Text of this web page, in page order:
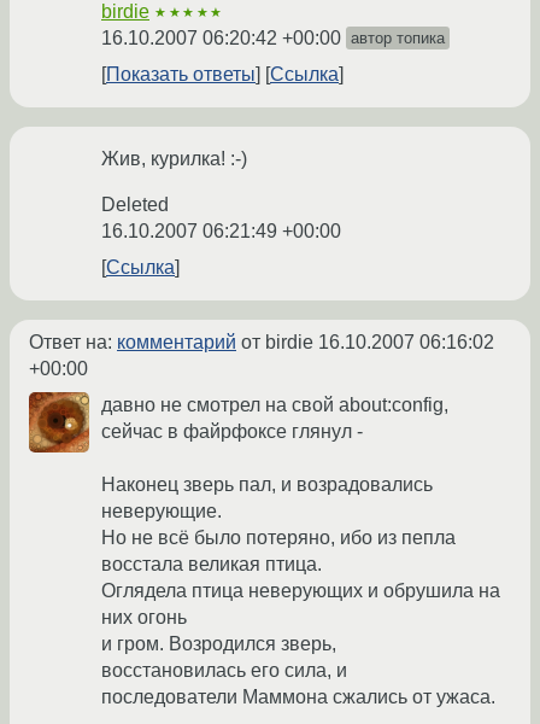
birdie ★★★★★
16.10.2007 06:20:42 +00:00 автор топика
Показать ответы Ссылка
Жив, курилка! :-)
Deleted
16.10.2007 06:21:49 +00:00
Ссылка
Ответ на: комментарий от birdie 16.10.2007 06:16:02
+00:00
давно не смотрел на свой about:config,
сейчас в файрфоксе глянул -
Наконец зверь пал, и возрадовались
неверующие.
Но не всё было потеряно, ибо из пепла
восстала великая птица.
Оглядела птица неверующих и обрушила на
них огонь
и гром. Возродился зверь,
восстановилась его сила, и
последователи Маммона сжались от ужаса.